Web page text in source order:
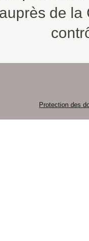
de
Protection des